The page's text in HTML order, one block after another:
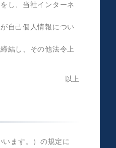
し、当社インターネ
自己個人情報につい
結し、その他法令上
以上
ます。）の規定に